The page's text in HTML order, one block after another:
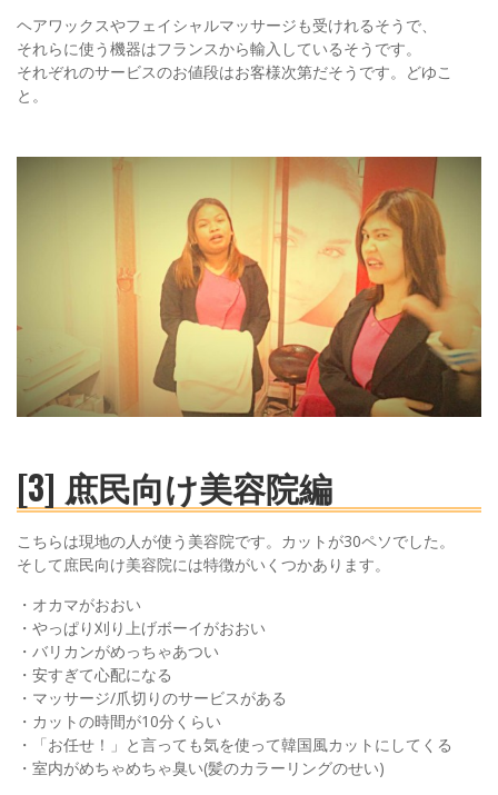
ヘアワックスやフェイシャルマッサージも受けれるそうで、
それらに使う機器はフランスから輸入しているそうです。
それぞれのサービスのお値段はお客様次第だそうです。どゆこ
と。
[3] 庶民向け美容院編
こちらは現地の人が使う美容院です。カットが30ペソでした。
そして庶民向け美容院には特徴がいくつかあります。
・オカマがおおい
・やっぱり刈り上げボーイがおおい
・バリカンがめっちゃあつい
・安すぎて心配になる
・マッサージ/爪切りのサービスがある
・カットの時間が10分くらい
・「お任せ！」と言っても気を使って韓国風カットにしてくる
・室内がめちゃめちゃ臭い(髪のカラーリングのせい)